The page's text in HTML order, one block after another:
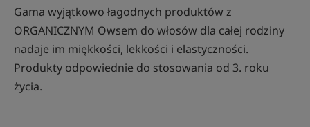
Gama wyjątkowo łagodnych produktów z
ORGANICZNYM Owsem do włosów dla całej rodziny
nadaje im miękkości, lekkości i elastyczności.
Produkty odpowiednie do stosowania od 3. roku
życia.